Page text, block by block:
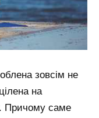
зовсім не
на
Причому саме